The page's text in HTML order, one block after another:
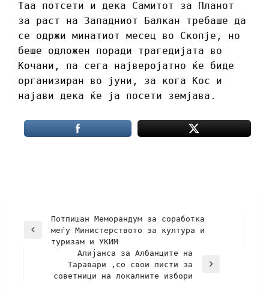
Таа потсети и дека Самитот за Планот
за раст на Западниот Балкан требаше да
се одржи минатиот месец во Скопје, но
беше одложен поради трагедијата во
Кочани, па сега најверојатно ќе биде
организиран во јуни, за кога Кос и
најави дека ќе ја посети земјава.
Потпишан Меморандум за соработка
меѓу Министерството за култура и
туризам и УКИМ
Алијанса за Албанците на
Таравари ,со свои листи за
советници на локалните избори